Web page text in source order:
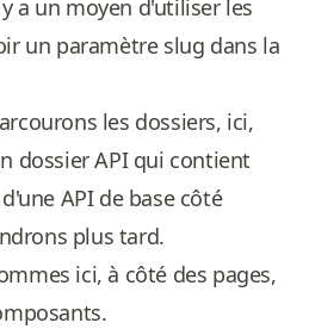
a un moyen d'utiliser les
un paramètre slug dans la
les dossiers, ici,
dossier API qui contient
API de base côté
plus tard.
ici, à côté des pages,